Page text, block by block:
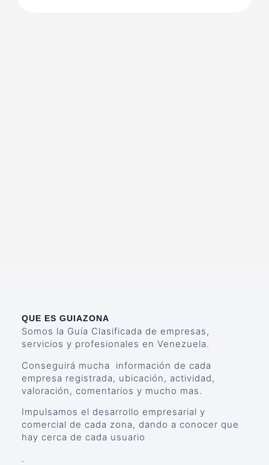
QUE ES GUIAZONA
Somos la Guía Clasificada de empresas,
servicios y profesionales en Venezuela.
Conseguirá mucha información de cada
empresa registrada, ubicación, actividad,
valoración, comentarios y mucho mas.
Impulsamos el desarrollo empresarial y
comercial de cada zona, dando a conocer que
hay cerca de cada usuario
.